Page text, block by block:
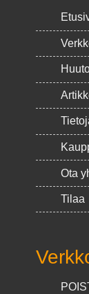
Ota
Tilaa